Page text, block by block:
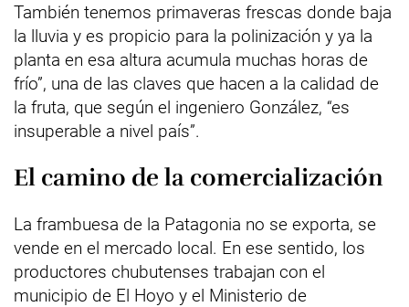
También tenemos primaveras frescas donde baja
la lluvia y es propicio para la polinización y ya la
planta en esa altura acumula muchas horas de
frío”, una de las claves que hacen a la calidad de
la fruta, que según el ingeniero González, “es
insuperable a nivel país”.
El camino de la comercialización
La frambuesa de la Patagonia no se exporta, se
vende en el mercado local. En ese sentido, los
productores chubutenses trabajan con el
municipio de El Hoyo y el Ministerio de